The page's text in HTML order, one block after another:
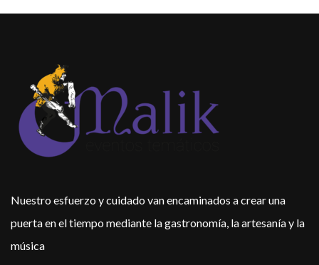
Nuestro esfuerzo y cuidado van encaminados a crear una
puerta en el tiempo mediante la gastronomía, la artesanía y la
música